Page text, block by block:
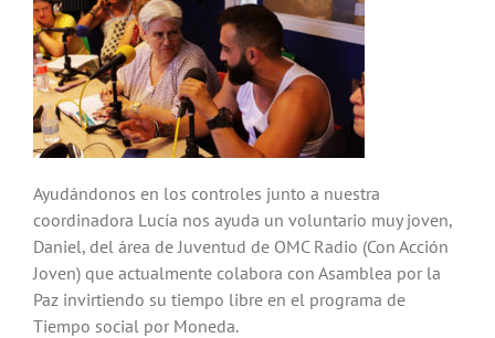
Ayudándonos en los controles junto a nuestra
coordinadora Lucía nos ayuda un voluntario muy joven,
Daniel, del área de Juventud de OMC Radio (Con Acción
Joven) que actualmente colabora con Asamblea por la
Paz invirtiendo su tiempo libre en el programa de
Tiempo social por Moneda.